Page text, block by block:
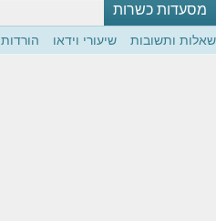
מסעדות כשרות
שאלות ותשובות שיעורי וידאו הורדות